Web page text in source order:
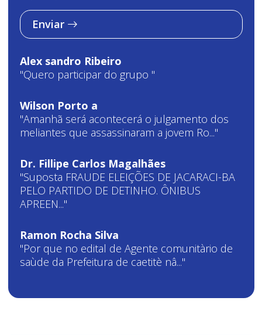
Enviar
Alex sandro Ribeiro
"Quero participar do grupo "
Wilson Porto a
"Amanhã será acontecerá o julgamento dos
meliantes que assassinaram a jovem Ro..."
Dr. Fillipe Carlos Magalhães
"Suposta FRAUDE ELEIÇÕES DE JACARACI-BA
PELO PARTIDO DE DETINHO. ÔNIBUS
APREEN..."
Ramon Rocha Silva
"Por que no edital de Agente comunitàrio de
saùde da Prefeitura de caetitè nâ..."